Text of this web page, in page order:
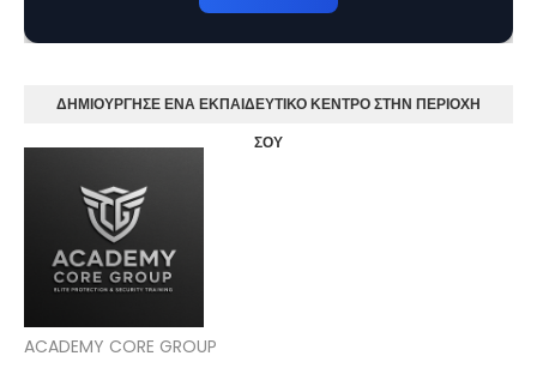
ΔΗΜΙΟΥΡΓΗΣΕ ΕΝΑ ΕΚΠΑΙΔΕΥΤΙΚΟ ΚΕΝΤΡΟ ΣΤΗΝ ΠΕΡΙΟΧΗ
ΣΟΥ
ACADEMY CORE GROUP